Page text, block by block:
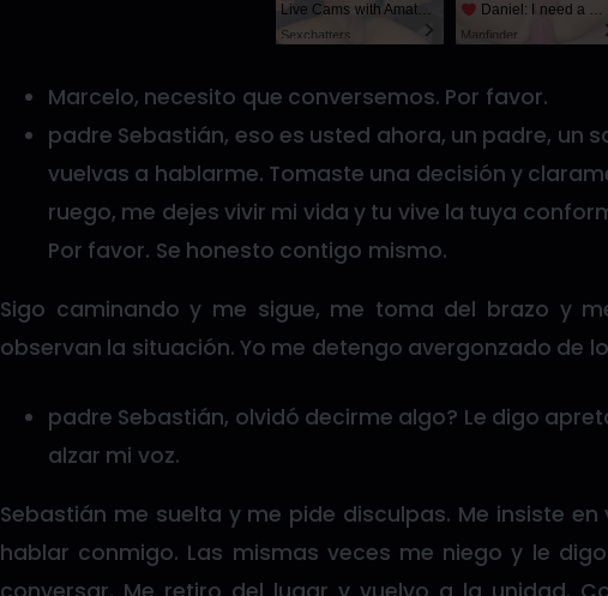
Live Cams with Amateur Men
Sexchatters
Daniel: I need a man for a spicy night...
Manfinder
Marcelo, necesito que conversemos. Por favor.
padre Sebastián, eso es usted ahora, un padre, un
vuelvas a hablarme. Tomaste una decisión y
ruego, me dejes vivir mi vida y tu vive la tuya
Por favor. Se honesto contigo mismo.
Sigo caminando y me sigue, me toma del brazo y
observan la situación. Yo me detengo avergonzado de
padre Sebastián, olvidó decirme algo? Le digo
alzar mi voz.
Sebastián me suelta y me pide disculpas. Me insiste
hablar conmigo. Las mismas veces me niego y le